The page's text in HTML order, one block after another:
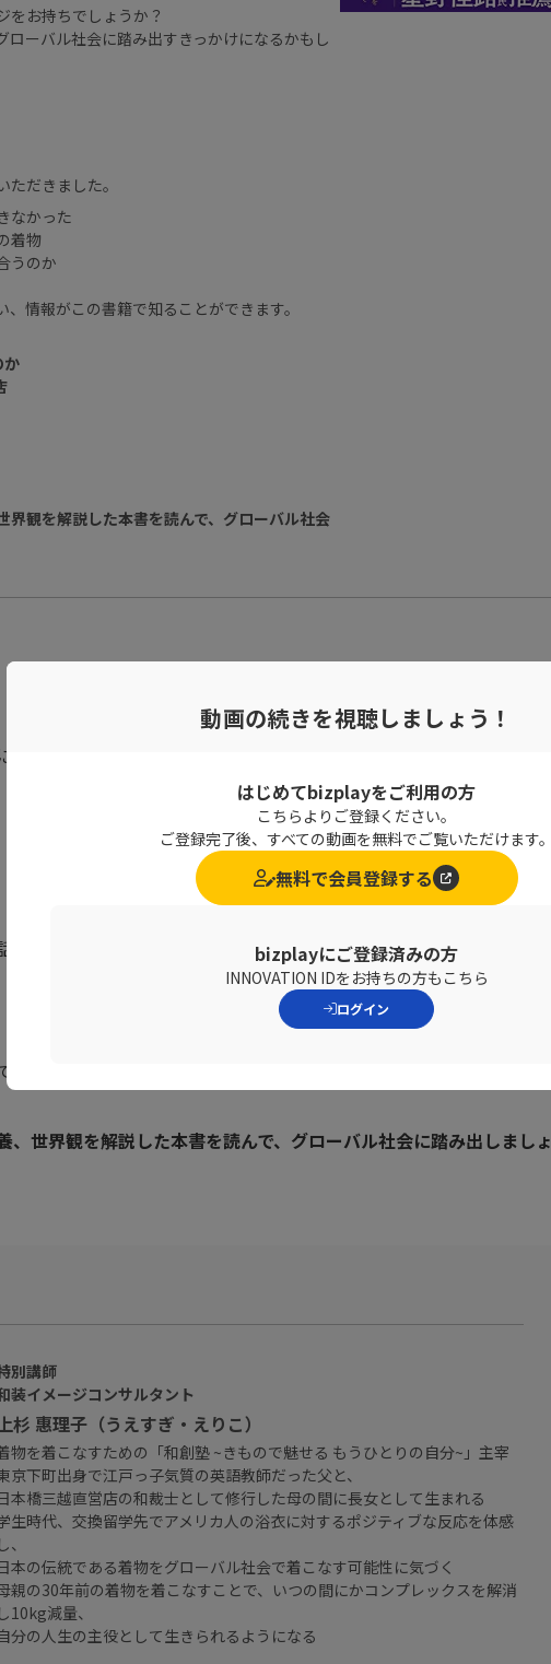
をお持ちでしょうか？
ーバル社会に踏み出すきっかけになるかもし
だきました。
なかった
着物
うのか
情報がこの書籍で知ることができます。
か
界観を解説した本書を読んで、グローバル社会
いて考えたことはありますか？
いただきました。
、世界観を解説した本書を読んで、グローバル社会に踏み出しましょ
別講師
装イメージコンサルタント
杉 惠理子（うえすぎ・えりこ）
物を着こなすための「和創塾 ~きもので魅せる もうひとりの自分~」主宰
京下町出身で江戸っ子気質の英語教師だった父と、
本橋三越直営店の和裁士として修行した母の間に長女として生まれる
生時代、交換留学先でアメリカ人の浴衣に対するポジティブな反応を体感
し、
本の伝統である着物をグローバル社会で着こなす可能性に気づく
親の30年前の着物を着こなすことで、いつの間にかコンプレックスを解消
し10kg減量、
分の人生の主役として生きられるようになる
動画の続きを視聴しましょう！
はじめてbizplayをご利用の方
こちらよりご登録ください。
ご登録完了後、すべての動画を無料でご覧いただけます。
無料で会員登録する
bizplayにご登録済みの方
INNOVATION IDをお持ちの方もこちら
ログイン